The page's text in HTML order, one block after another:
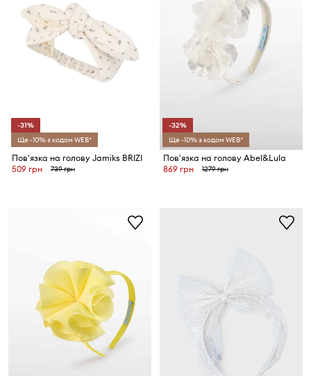
-31%
Ще -10% з кодом WEB*
Пов'язка на голову Jamiks BRIZI
509 грн
739 грн
-32%
Ще -10% з кодом WEB*
Пов'язка на голову Abel&Lula
869 грн
1279 грн